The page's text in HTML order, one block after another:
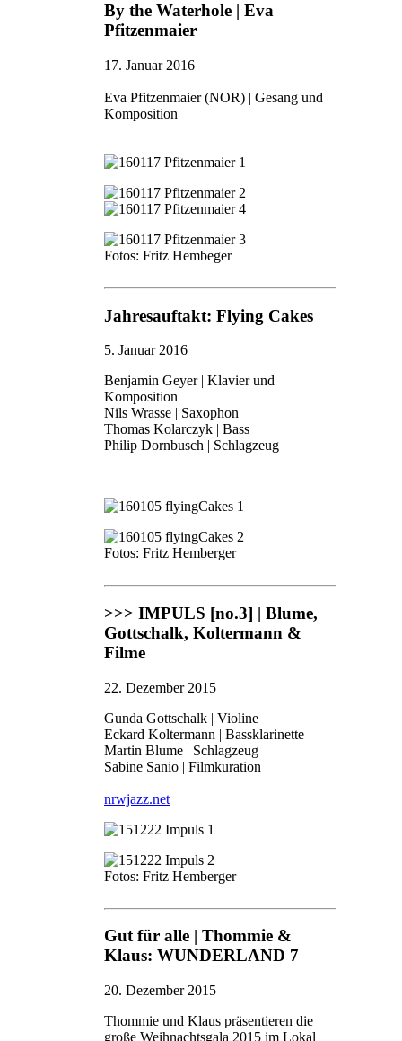
By the Waterhole | Eva
Pfitzenmaier
17. Januar 2016
Eva Pfitzenmaier (NOR) | Gesang und
Komposition
Fotos: Fritz Hembeger
Jahresauftakt: Flying Cakes
5. Januar 2016
Benjamin Geyer | Klavier und
Komposition
Nils Wrasse | Saxophon
Thomas Kolarczyk | Bass
Philip Dornbusch | Schlagzeug
Fotos: Fritz Hemberger
>>> IMPULS [no.3] | Blume,
Gottschalk, Koltermann &
Filme
22. Dezember 2015
Gunda Gottschalk | Violine
Eckard Koltermann | Bassklarinette
Martin Blume | Schlagzeug
Sabine Sanio | Filmkuration
nrwjazz.net
Fotos: Fritz Hemberger
Gut für alle | Thommie &
Klaus: WUNDERLAND 7
20. Dezember 2015
Thommie und Klaus präsentieren die
große Weihnachtsgala 2015 im Lokal